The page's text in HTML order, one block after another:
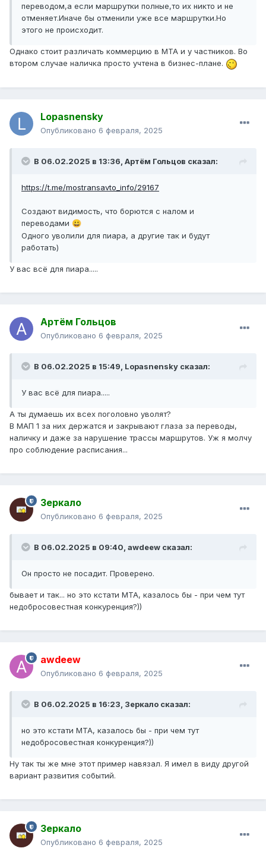
переводом,а если маршрутки полные,то их никто и не
отменяет.Иначе бы отменили уже все маршрутки.Но
этого не происходит.
Однако стоит различать коммерцию в МТА и у частников. Во
втором случае наличка просто учтена в бизнес-плане.
Lopasnensky
Опубликовано 6 февраля, 2025
В 06.02.2025 в 13:36, Артём Гольцов сказал:
https://t.me/mostransavto_info/29167
Создают видимость, что борются с налом и
переводами 😀
Одного уволили для пиара, а другие так и будут
работать)
У вас всё для пиара.....
Артём Гольцов
Опубликовано 6 февраля, 2025
В 06.02.2025 в 15:49, Lopasnensky сказал:
У вас всё для пиара.....
А ты думаешь их всех поголовно уволят?
В МАП 1 за них держатся и закрывают глаза за переводы,
наличку и даже за нарушение трассы маршрутов. Уж я молчу
про соблюдение расписания...
Зеркало
Опубликовано 6 февраля, 2025
В 06.02.2025 в 09:40, awdeew сказал:
Он просто не посадит. Проверено.
бывает и так... но это кстати МТА, казалось бы - при чем тут
недобросовестная конкуренция?))
awdeew
Опубликовано 6 февраля, 2025
В 06.02.2025 в 16:23, Зеркало сказал:
но это кстати МТА, казалось бы - при чем тут
недобросовестная конкуренция?))
Ну так ты же мне этот пример навязал. Я имел в виду другой
вариант развития событий.
Зеркало
Опубликовано 6 февраля, 2025